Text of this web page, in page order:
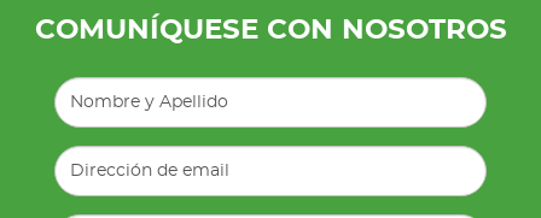
COMUNÍQUESE CON NOSOTROS